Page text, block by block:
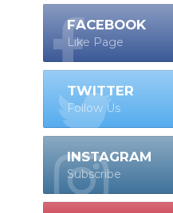
FACEBOOK
Like Page
TWITTER
Follow Us
INSTAGRAM
Subscribe